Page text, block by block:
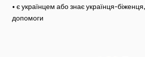
• є українцем або знає українця-
допомоги